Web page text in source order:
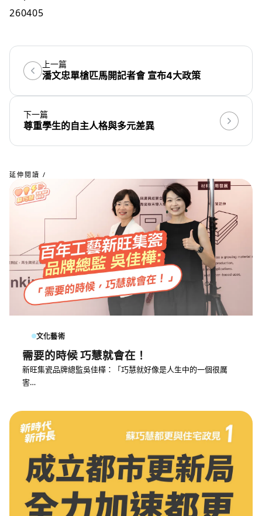
260405
上一篇
潘文忠單槍匹馬開記者會 宣布4大政策
下一篇
尊重學生的自主人格與多元差異
延伸閱讀 /
文化藝術
需要的時候 巧慧就會在！
新旺集瓷品牌總監吳佳樺：「巧慧就好像是人生中的一個很厲
害…